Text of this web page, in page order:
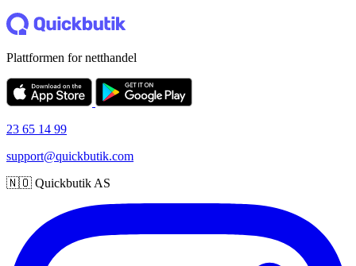
Plattformen for netthandel
23 65 14 99
support@quickbutik.com
🇳🇴 Quickbutik AS